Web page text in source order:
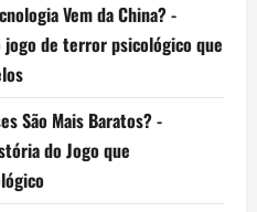
Vem da China? -
jogo de terror psicológico que
São Mais Baratos? -
do Jogo que